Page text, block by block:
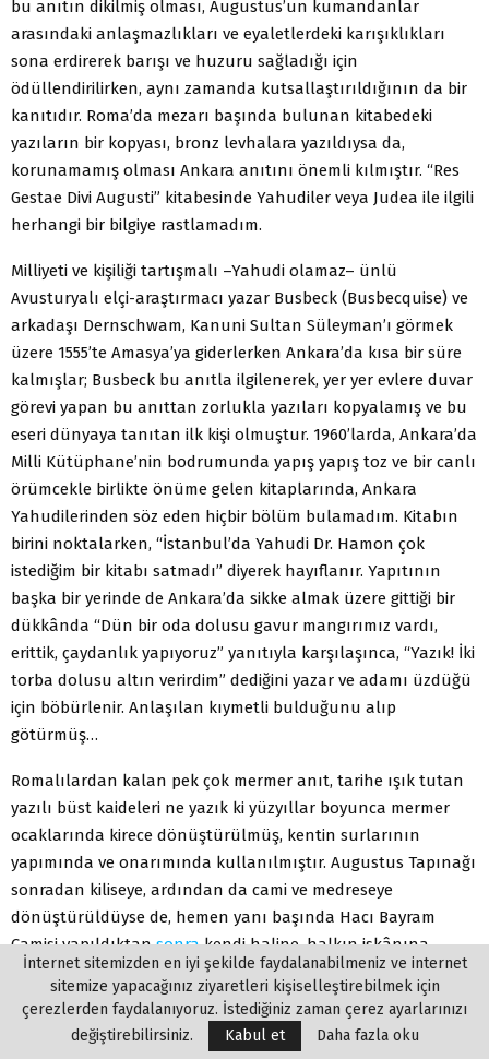
bu anıtın dikilmiş olması, Augustus’un kumandanlar
arasındaki anlaşmazlıkları ve eyaletlerdeki karışıklıkları
sona erdirerek barışı ve huzuru sağladığı için
ödüllendirilirken, aynı zamanda kutsallaştırıldığının da bir
kanıtıdır. Roma’da mezarı başında bulunan kitabedeki
yazıların bir kopyası, bronz levhalara yazıldıysa da,
korunamamış olması Ankara anıtını önemli kılmıştır. “Res
Gestae Divi Augusti” kitabesinde Yahudiler veya Judea ile ilgili
herhangi bir bilgiye rastlamadım.
Milliyeti ve kişiliği tartışmalı –Yahudi olamaz– ünlü
Avusturyalı elçi-araştırmacı yazar Busbeck (Busbecquise) ve
arkadaşı Dernschwam, Kanuni Sultan Süleyman’ı görmek
üzere 1555’te Amasya’ya giderlerken Ankara’da kısa bir süre
kalmışlar; Busbeck bu anıtla ilgilenerek, yer yer evlere duvar
görevi yapan bu anıttan zorlukla yazıları kopyalamış ve bu
eseri dünyaya tanıtan ilk kişi olmuştur. 1960’larda, Ankara’da
Milli Kütüphane’nin bodrumunda yapış yapış toz ve bir canlı
örümcekle birlikte önüme gelen kitaplarında, Ankara
Yahudilerinden söz eden hiçbir bölüm bulamadım. Kitabın
birini noktalarken, “İstanbul’da Yahudi Dr. Hamon çok
istediğim bir kitabı satmadı” diyerek hayıflanır. Yapıtının
başka bir yerinde de Ankara’da sikke almak üzere gittiği bir
dükkânda “Dün bir oda dolusu gavur mangırımız vardı,
erittik, çaydanlık yapıyoruz” yanıtıyla karşılaşınca, “Yazık! İki
torba dolusu altın verirdim” dediğini yazar ve adamı üzdüğü
için böbürlenir. Anlaşılan kıymetli bulduğunu alıp
götürmüş…
Romalılardan kalan pek çok mermer anıt, tarihe ışık tutan
yazılı büst kaideleri ne yazık ki yüzyıllar boyunca mermer
ocaklarında kirece dönüştürülmüş, kentin surlarının
yapımında ve onarımında kullanılmıştır. Augustus Tapınağı
sonradan kiliseye, ardından da cami ve medreseye
dönüştürüldüyse de, hemen yanı başında Hacı Bayram
Camisi yapıldıktansonrakendi haline, halkın iskânına
bırakılmıştır. Bugün ayakta kalan duvar, bir istinat duvarı
gibi kullanılmış, ona dayanan evler inşa edilmiştir.
Busbeck’ten başka 16. yüzyıldan başlamak üzere bu yazıları
İnternet sitemizden en iyi şekilde faydalanabilmeniz ve internet
sitemize yapacağınız ziyaretleri kişiselleştirebilmek için
çerezlerden faydalanıyoruz. İstediğiniz zaman çerez ayarlarınızı
değiştirebilirsiniz.
Kabul et Daha fazla oku